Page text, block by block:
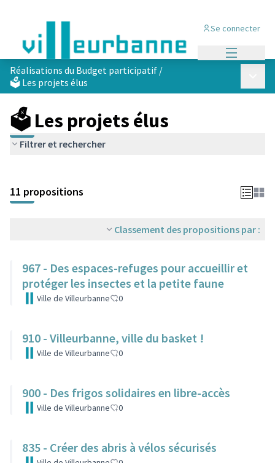
Se connecter
Réalisations du Budget participatif /
🗳️ Les projets élus
🗳️ Les projets élus
Filtrer et rechercher
+
−
11 propositions
Classement des propositions par :
967 - Des espaces-refuges pour accueillir et
protéger les insectes et la petite faune
Ville de Villeurbanne 0
910 - Villeurbanne, ville du basket !
Ville de Villeurbanne 0
900 - Des frigos solidaires en libre-accès
Ville de Villeurbanne 0
835 - Créer des abris à vélos sécurisés